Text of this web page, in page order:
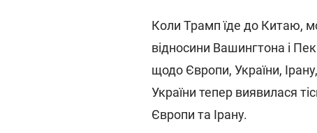
Коли Трамп їде до Китаю,
відносини Вашингтона і
щодо Європи, України,
України тепер виявилася
Європи та Ірану.